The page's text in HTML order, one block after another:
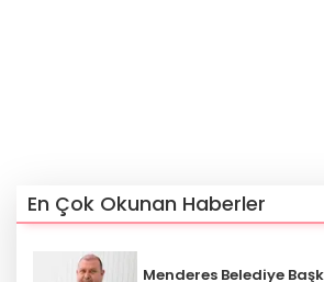
En Çok Okunan Haberler
Menderes Belediye